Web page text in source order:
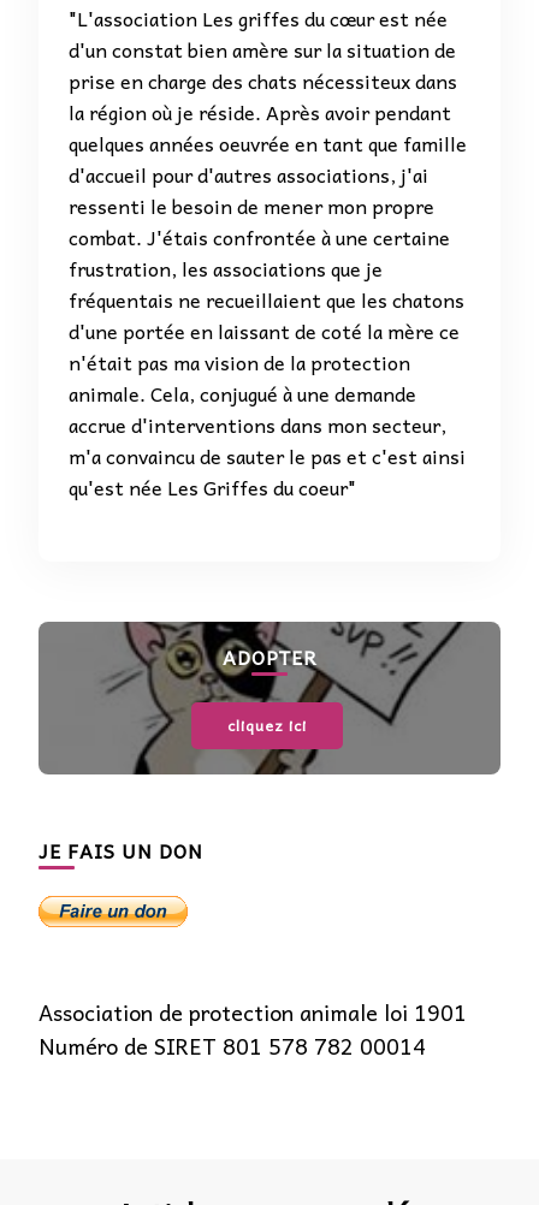
"L'association Les griffes du cœur est née
d'un constat bien amère sur la situation de
prise en charge des chats nécessiteux dans
la région où je réside. Après avoir pendant
quelques années oeuvrée en tant que famille
d'accueil pour d'autres associations, j'ai
ressenti le besoin de mener mon propre
combat. J'étais confrontée à une certaine
frustration, les associations que je
fréquentais ne recueillaient que les chatons
d'une portée en laissant de coté la mère ce
n'était pas ma vision de la protection
animale. Cela, conjugué à une demande
accrue d'interventions dans mon secteur,
m'a convaincu de sauter le pas et c'est ainsi
qu'est née Les Griffes du coeur"
ADOPTER
cliquez ici
JE FAIS UN DON
Association de protection animale loi 1901
Numéro de SIRET 801 578 782 00014